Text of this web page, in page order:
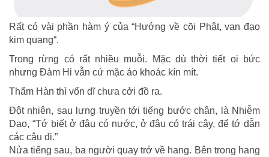
Rất có vài phần hàm ý của “Hướng về cõi Phật, vạn đạo
kim quang“.
Trong rừng có rất nhiều muỗi. Mặc dù thời tiết oi bức
nhưng Đàm Hi vẫn cứ mặc áo khoác kín mít.
Thẩm Hàn thì vốn dĩ chưa cởi đồ ra.
Đột nhiên, sau lưng truyền tới tiếng bước chân, là Nhiễm
Dao, “Tớ biết ở đâu có nước, ở đâu có trái cây, để tớ dẫn
các cậu đi.”
Nửa tiếng sau, ba người quay trở về hang. Bên trong hang